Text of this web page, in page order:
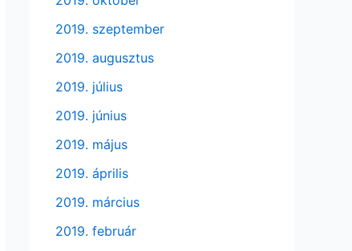
2019. szeptember
2019. augusztus
2019. július
2019. június
2019. május
2019. április
2019. március
2019. február